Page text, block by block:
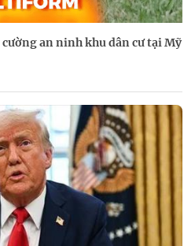
an ninh khu dân cư tại Mỹ